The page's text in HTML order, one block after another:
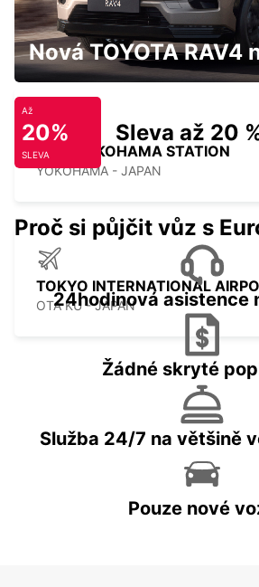
GWANGJU
GWANGJU - KOREA(SOUTH)
SHIN YOKOHAMA STATION
YOKOHAMA - JAPAN
TOKYO INTERNATIONAL
OTA KU - JAPAN
Nová TOYOTA RAV4
Až
20%
SLEVA
Sleva až 20
Proč si půjčit vůz s
24hodinová asistence
Žádné skryté
Služba 24/7 na většině
Pouze nové